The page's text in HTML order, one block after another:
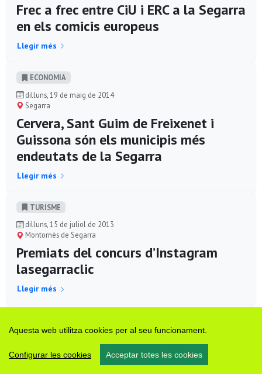
Aquesta web utilitza cookies per al seu funcionament.
Configurar les cookies Acceptar totes les cookies
Frec a frec entre CiU i ERC a la Segarra
en els comicis europeus
Llegir més
ECONOMIA
dilluns, 19 de maig de 2014
Segarra
Cervera, Sant Guim de Freixenet i
Guissona són els municipis més
endeutats de la Segarra
Llegir més
TURISME
dilluns, 15 de juliol de 2013
Montornès de Segarra
Premiats del concurs d’Instagram
lasegarraclic
Llegir més
I trobada d'entitats de la Segarra